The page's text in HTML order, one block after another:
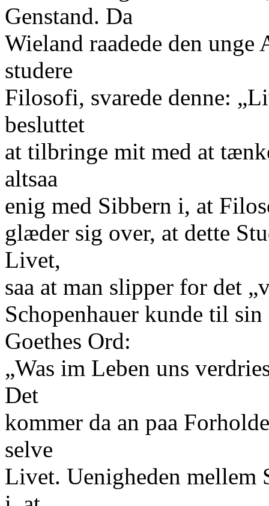
Genstand. Da
Wieland raadede den unge
studere
Filosofi, svarede denne:
besluttet
at tilbringe mit med at
altsaa
enig med Sibbern i, at
glæder sig over, at dette
Livet,
saa at man slipper for det
Schopenhauer kunde til
Goethes Ord:
„Was im Leben uns
Det
kommer da an paa
selve
Livet. Uenigheden mellem